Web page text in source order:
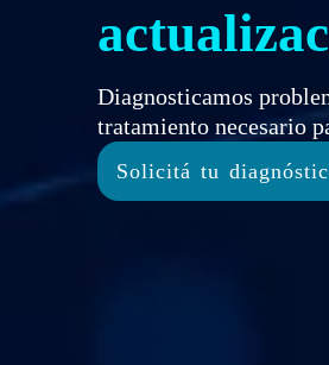
Diagnosticamos
tratamiento necesario
Solicitá tu